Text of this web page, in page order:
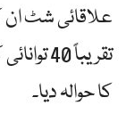
تقریباً
کا حوالہ دیا۔